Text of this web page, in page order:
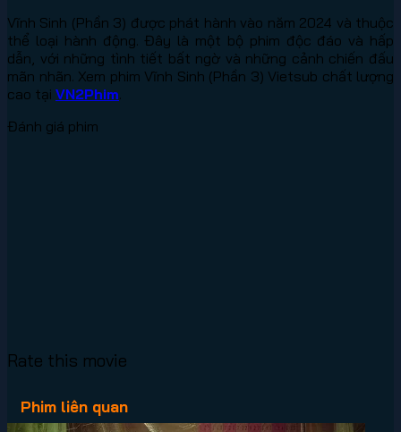
Vĩnh Sinh (Phần 3) được phát hành vào năm 2024 và thuộc
thể loại hành động. Đây là một bộ phim độc đáo và hấp
dẫn, với những tình tiết bất ngờ và những cảnh chiến đấu
mãn nhãn. Xem phim Vĩnh Sinh (Phần 3) Vietsub chất lượng
cao tại VN2Phim.
Đánh giá phim
Rate this movie
Phim liên quan